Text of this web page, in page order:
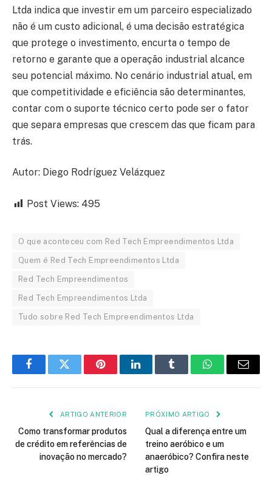
Ltda indica que investir em um parceiro especializado
não é um custo adicional, é uma decisão estratégica
que protege o investimento, encurta o tempo de
retorno e garante que a operação industrial alcance
seu potencial máximo. No cenário industrial atual, em
que competitividade e eficiência são determinantes,
contar com o suporte técnico certo pode ser o fator
que separa empresas que crescem das que ficam para
trás.
Autor: Diego Rodríguez Velázquez
Post Views: 495
O que aconteceu com Red Tech Empreendimentos Ltda
Quem é Red Tech Empreendimentos Ltda
Red Tech Empreendimentos
Red Tech Empreendimentos Ltda
Tudo sobre Red Tech Empreendimentos Ltda
FacebookTwitter PinterestLinkedInTumblr WhatsAppEmail
ARTIGO ANTERIOR
Como transformar produtos
de crédito em referências de
inovação no mercado?
PRÓXIMO ARTIGO
Qual a diferença entre um
treino aeróbico e um
anaeróbico? Confira neste
artigo